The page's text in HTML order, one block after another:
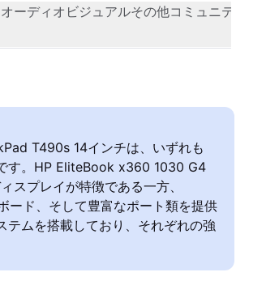
オーディオビジュアルその他コミュニティの評価
T490s 14インチは、いずれも
す。HP EliteBook x360 1030 G4
スプレイが特徴である一方、
ド、そして豊富なポート類を提供
ムを搭載しており、それぞれの強